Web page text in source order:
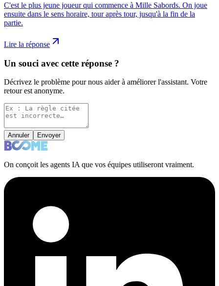
C'est le plus jeune joueur qui commence à Mille Sabords. On joue
ensuite dans le sens horaire, tour après tour, jusqu'à la fin de la
partie.
Lire la réponse
Un souci avec cette réponse ?
Décrivez le problème pour nous aider à améliorer l'assistant. Votre
retour est anonyme.
Annuler Envoyer
On conçoit les agents IA que vos équipes utiliseront vraiment.